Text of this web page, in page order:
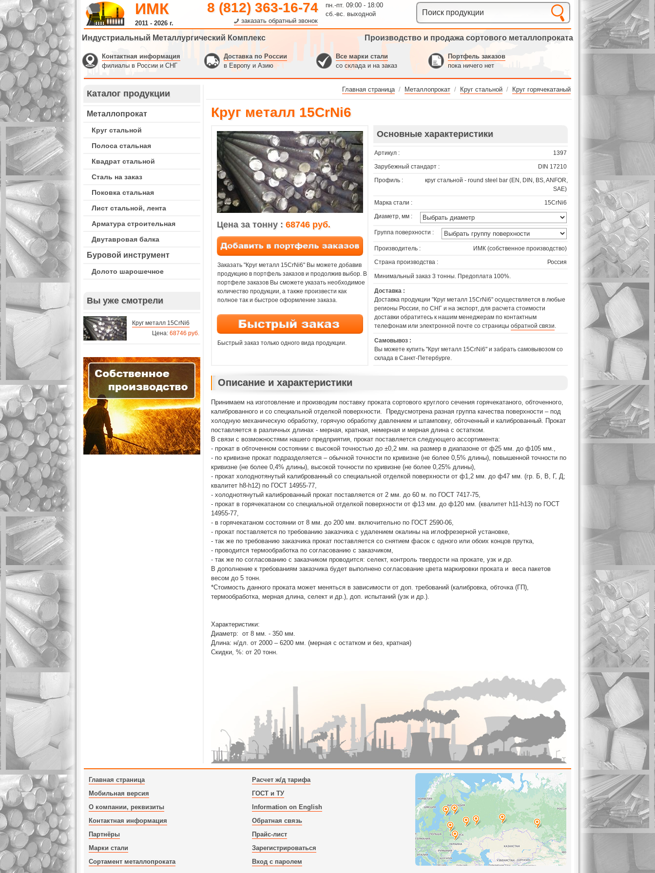
ИМК
2011 - 2026 г.
8 (812) 363-16-74
заказать обратный звонок
пн.-пт. 09:00 - 18:00
сб.-вс. выходной
Индустриальный Металлургический Комплекс Производство и продажа сортового металлопроката
Контактная информация
филиалы в России и СНГ
Доставка по России
в Европу и Азию
Все марки стали
со склада и на заказ
Портфель заказов
пока ничего нет
Каталог продукции
Металлопрокат
Круг стальной
Полоса стальная
Квадрат стальной
Сталь на заказ
Поковка стальная
Лист стальной, лента
Арматура строительная
Двутавровая балка
Буровой инструмент
Долото шарошечное
Вы уже смотрели
Круг металл 15CrNi6
Цена: 68746 руб.
Главная страница / Металлопрокат / Круг стальной / Круг горячекатаный
Круг металл 15CrNi6
Цена за тонну : 68746 руб.
Заказать "Круг металл 15CrNi6" Вы можете добавив
продукцию в портфель заказов и продолжив выбор. В
портфеле заказов Вы сможете указать необходимое
количество продукции, а также произвести как
полное так и быстрое оформление заказа.
Быстрый заказ только одного вида продукции.
Основные характеристики
Артикул :
1397
Зарубежный стандарт :
DIN 17210
Профиль :
круг стальной - round steel bar (EN, DIN, BS, ANFOR,
SAE)
Марка стали :
15CrNi6
Диаметр, мм :
Группа поверхности :
Производитель :
ИМК (собственное производство)
Страна производства :
Россия
Минимальный заказ 3 тонны. Предоплата 100%.
Доставка :
Доставка продукции "Круг металл 15CrNi6" осуществляется в любые
регионы России, по СНГ и на экспорт, для расчета стоимости
доставки обратитесь к нашим менеджерам по контактным
телефонам или электронной почте со страницы обратной связи.
Самовывоз :
Вы можете купить "Круг металл 15CrNi6" и забрать самовывозом со
склада в Санкт-Петербурге.
Описание и характеристики
Принимаем на изготовление и производим поставку проката сортового круглого сечения горячекатаного, обточенного,
калиброванного и со специальной отделкой поверхности. Предусмотрена разная группа качества поверхности – под
холодную механическую обработку, горячую обработку давлением и штамповку, обточенный и калиброванный. Прокат
поставляется в различных длинах - мерная, кратная, немерная и мерная длина с остатком.
В связи с возможностями нашего предприятия, прокат поставляется следующего ассортимента:
- прокат в обточенном состоянии с высокой точностью до ±0,2 мм. на размер в диапазоне от ф25 мм. до ф105 мм.,
- по кривизне прокат подразделяется – обычной точности по кривизне (не более 0,5% длины), повышенной точности по
кривизне (не более 0,4% длины), высокой точности по кривизне (не более 0,25% длины),
- прокат холоднотянутый калиброванный со специальной отделкой поверхности от ф1,2 мм. до ф47 мм. (гр. Б, В, Г, Д;
квалитет h8-h12) по ГОСТ 14955-77,
- холоднотянутый калиброванный прокат поставляется от 2 мм. до 60 м. по ГОСТ 7417-75,
- прокат в горячекатаном со специальной отделкой поверхности от ф13 мм. до ф120 мм. (квалитет h11-h13) по ГОСТ
14955-77,
- в горячекатаном состоянии от 8 мм. до 200 мм. включительно по ГОСТ 2590-06,
- прокат поставляется по требованию заказчика с удалением окалины на иглофрезерной установке,
- так же по требованию заказчика прокат поставляется со снятием фасок с одного или обоих концов прутка,
- проводится термообработка по согласованию с заказчиком,
- так же по согласованию с заказчиком проводится: селект, контроль твердости на прокате, узк и др.
В дополнение к требованиям заказчика будет выполнено согласование цвета маркировки проката и веса пакетов
весом до 5 тонн.
*Стоимость данного проката может меняться в зависимости от доп. требований (калибровка, обточка (ГП),
термообработка, мерная длина, селект и др.), доп. испытаний (узк и др.).
Характеристики:
Диаметр: от 8 мм. - 350 мм.
Длина: н/дл. от 2000 – 6200 мм. (мерная с остатком и без, кратная)
Скидки, %: от 20 тонн.
Главная страница
Мобильная версия
О компании, реквизиты
Контактная информация
Партнёры
Марки стали
Сортамент металлопроката
Расчет ж/д тарифа
ГОСТ и ТУ
Information on English
Обратная связь
Прайс-лист
Зарегистрироваться
Вход с паролем